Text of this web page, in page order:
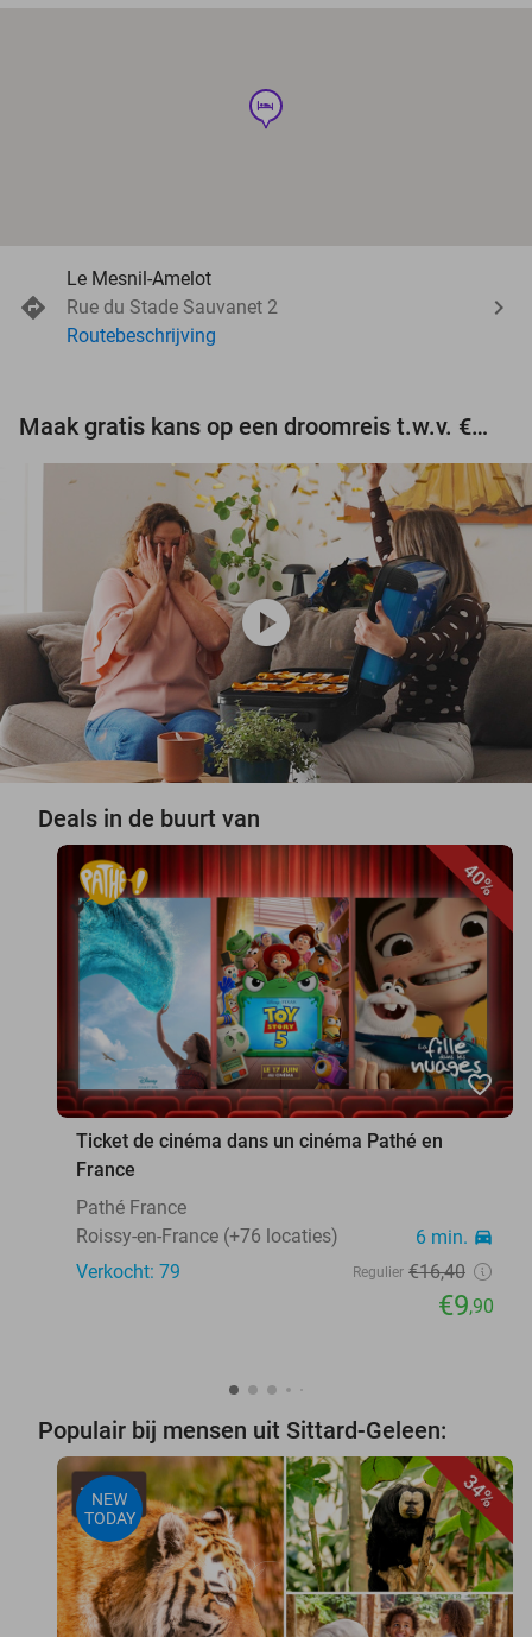
hotel
Le Mesnil-Amelot
Rue du Stade Sauvanet 2
Routebeschrijving
Maak gratis kans op een droomreis t.w.v. €3.000!
play_circle
Deals in de buurt van
40%
favorite_border
Ticket de cinéma dans un cinéma Pathé en
France
Pathé France
Roissy-en-France (+76 locaties)
6 min. directions_car
Verkocht: 79 Regulier €16,40
€9,90
Populair bij mensen uit Sittard-Geleen:
34%
NEW
TODAY